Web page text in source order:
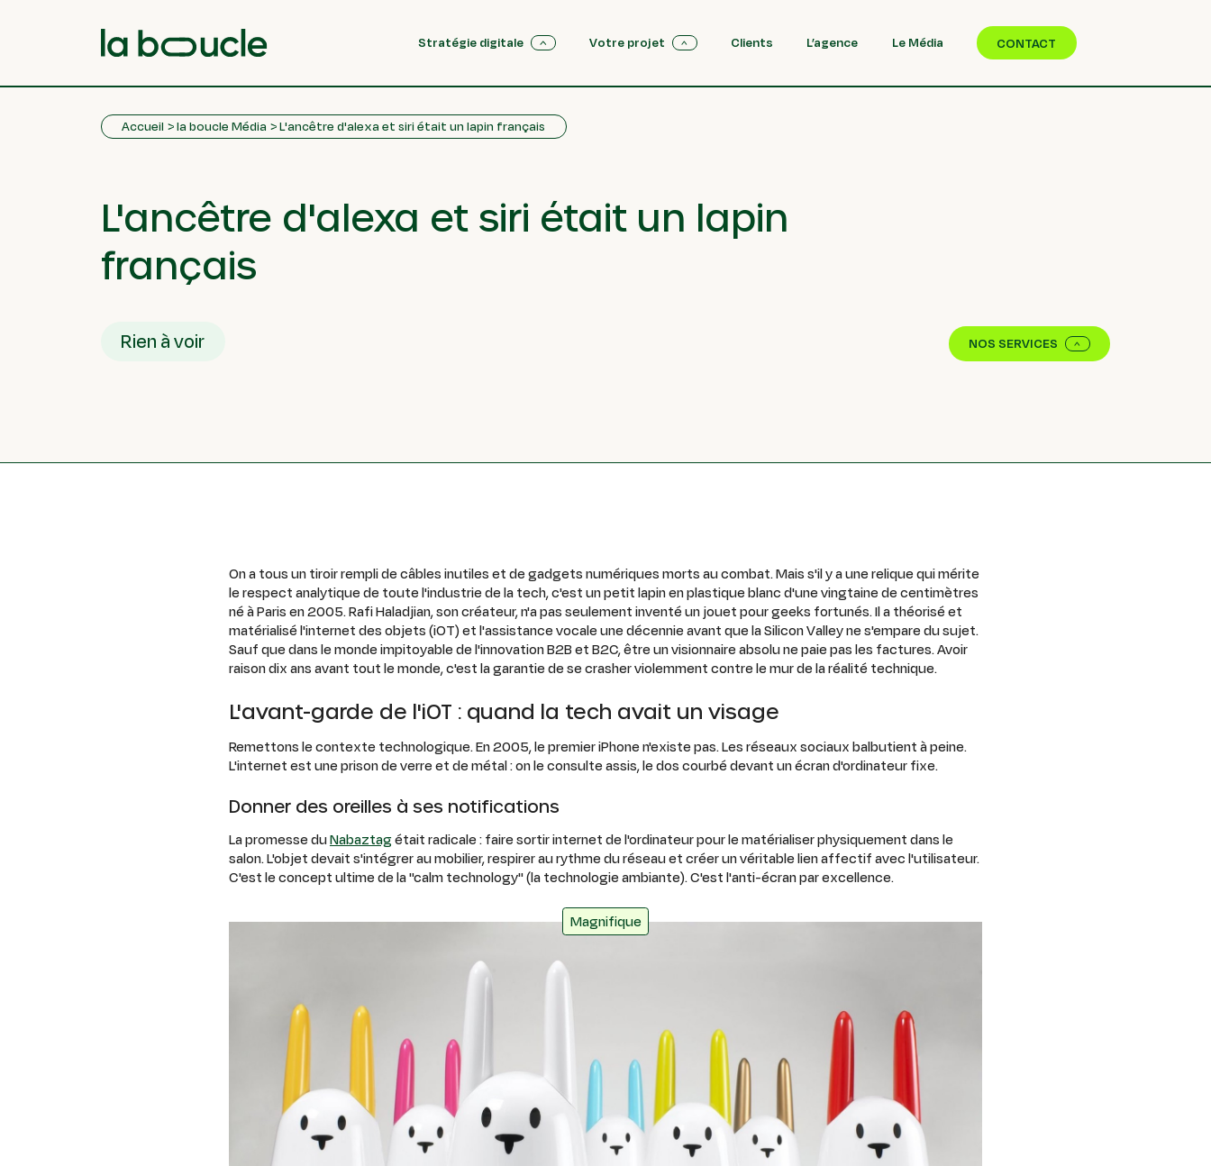
Stratégie digitale Votre projet Clients L’agence Le Média CONTACT
Accueil la boucle Média L'ancêtre d'alexa et siri était un lapin français
L'ancêtre d'alexa et siri était un lapin
français
Rien à voir NOS SERVICES
On a tous un tiroir rempli de câbles inutiles et de gadgets numériques morts au combat. Mais s'il y a une relique qui mérite
le respect analytique de toute l'industrie de la tech, c'est un petit lapin en plastique blanc d'une vingtaine de centimètres
né à Paris en 2005. Rafi Haladjian, son créateur, n'a pas seulement inventé un jouet pour geeks fortunés. Il a théorisé et
matérialisé l'internet des objets (iOT) et l'assistance vocale une décennie avant que la Silicon Valley ne s'empare du sujet.
Sauf que dans le monde impitoyable de l'innovation B2B et B2C, être un visionnaire absolu ne paie pas les factures. Avoir
raison dix ans avant tout le monde, c'est la garantie de se crasher violemment contre le mur de la réalité technique.
L'avant-garde de l'iOT : quand la tech avait un visage
Remettons le contexte technologique. En 2005, le premier iPhone n'existe pas. Les réseaux sociaux balbutient à peine.
L'internet est une prison de verre et de métal : on le consulte assis, le dos courbé devant un écran d'ordinateur fixe.
Donner des oreilles à ses notifications
La promesse duNabaztagétait radicale : faire sortir internet de l'ordinateur pour le matérialiser physiquement dans le
salon. L'objet devait s'intégrer au mobilier, respirer au rythme du réseau et créer un véritable lien affectif avec l'utilisateur.
C'est le concept ultime de la "calm technology" (la technologie ambiante). C'est l'anti-écran par excellence.
Magnifique